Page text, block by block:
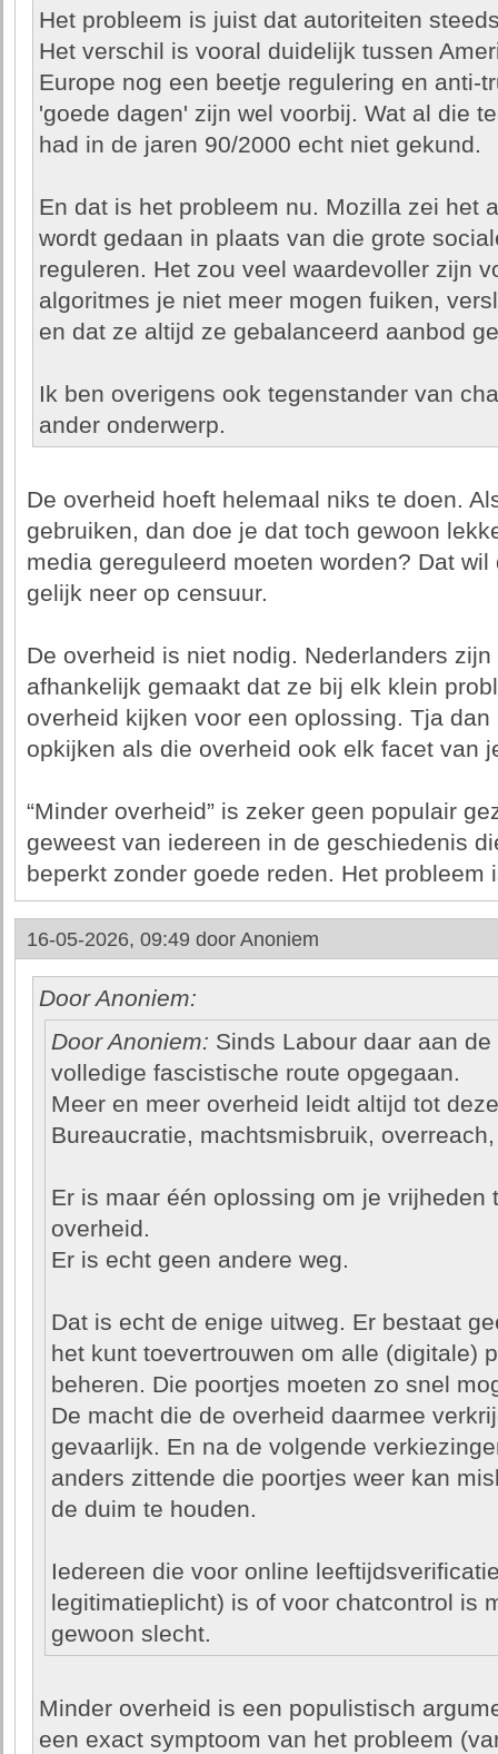
Het probleem is juist dat autoriteiten
Het verschil is vooral duidelijk tussen
Europe nog een beetje regulering en anti-
'goede dagen' zijn wel voorbij. Wat al die
had in de jaren 90/2000 echt niet gekund.
En dat is het probleem nu. Mozilla zei het
wordt gedaan in plaats van die grote
reguleren. Het zou veel waardevoller zijn
algoritmes je niet meer mogen fuiken,
en dat ze altijd ze gebalanceerd aanbod
Ik ben overigens ook tegenstander van
ander onderwerp.
De overheid hoeft helemaal niks te doen.
gebruiken, dan doe je dat toch gewoon
media gereguleerd moeten worden? Dat
gelijk neer op censuur.
De overheid is niet nodig. Nederlanders
afhankelijk gemaakt dat ze bij elk klein
overheid kijken voor een oplossing. Tja
opkijken als die overheid ook elk facet van
“Minder overheid” is zeker geen populair
geweest van iedereen in de geschiedenis
beperkt zonder goede reden. Het probleem
16-05-2026, 09:49 door Anoniem
Door Anoniem:
Door Anoniem: Sinds Labour daar aan
volledige fascistische route opgegaan.
Meer en meer overheid leidt altijd tot
Bureaucratie, machtsmisbruik,
Er is maar één oplossing om je vrijheden
overheid.
Er is echt geen andere weg.
Dat is echt de enige uitweg. Er bestaat
het kunt toevertrouwen om alle (digitale)
beheren. Die poortjes moeten zo snel
De macht die de overheid daarmee
gevaarlijk. En na de volgende
anders zittende die poortjes weer kan
de duim te houden.
Iedereen die voor online
legitimatieplicht) is of voor chatcontrol is
gewoon slecht.
Minder overheid is een populistisch
een exact symptoom van het probleem